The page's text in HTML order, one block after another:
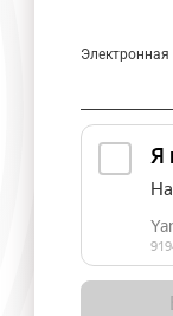
Электронная